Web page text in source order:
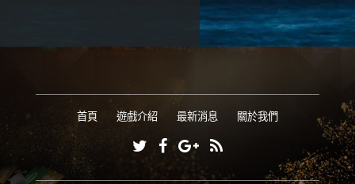
首頁 遊戲介紹 最新消息 關於我們